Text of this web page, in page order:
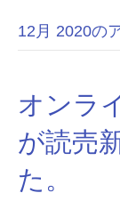
12月 2020の
オンラ
が読売
た。